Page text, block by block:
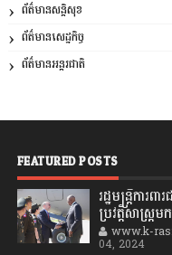
ព័ត៌មានសន្តិសុខ
ព័ត៌មានសេដ្ឋកិច្ច
ព័ត៌មានអន្តរជាតិ
FEATURED POSTS
រដ្ឋមន្រ្តីការ
ប្រវត្តិសាស្រ្ត
www.k-
04, 2024